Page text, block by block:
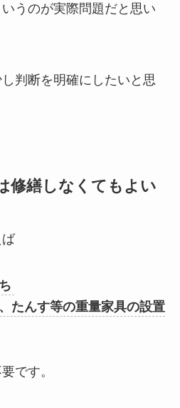
うのが実際問題だと思い
判断を明確にしたいと思
修繕しなくてもよい
たんす等の重量家具の設置
です。